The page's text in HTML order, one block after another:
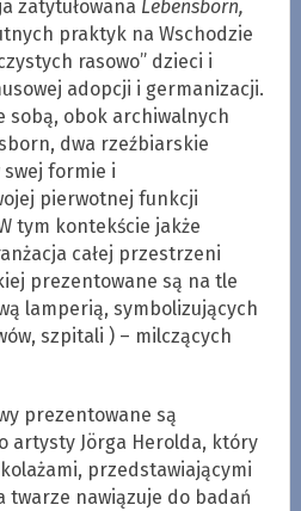
zatytułowana Lebensborn,
praktyk na Wschodzie
rasowo” dzieci i
adopcji i germanizacji.
sobą, obok archiwalnych
dwa rzeźbiarskie
formie i
pierwotnej funkcji
tym kontekście jakże
całej przestrzeni
prezentowane są na tle
lamperią, symbolizujących
szpitali ) – milczących
prezentowane są
artysty Jörga Herolda, który
przedstawiającymi
twarze nawiązuje do badań